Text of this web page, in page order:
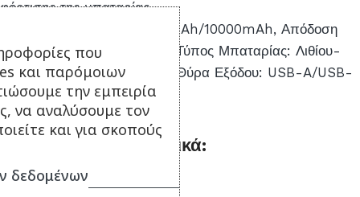
φόρτισης της μπαταρίας.
Διάρκεια Μπαταρίας: 9500mAh/10000mAh, Απόδοση
Power Bank: 74% (5V/3A), Τύπος Μπαταρίας: Λιθίου-
Ιόν. Θύρα Εισόδου: USB-C, Θύρα Εξόδου: USB-A/USB-
C.
Τεχνικά Χαρακτηριστικά:
Χωρητικότητα:10000 mAh
που
και παρόμοιων
την εμπειρία
να αναλύσουμε τον
και για σκοπούς
δεδομένων